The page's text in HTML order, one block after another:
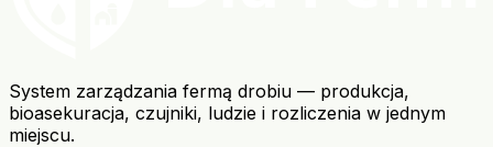
System zarządzania fermą drobiu — produkcja,
bioasekuracja, czujniki, ludzie i rozliczenia w jednym
miejscu.